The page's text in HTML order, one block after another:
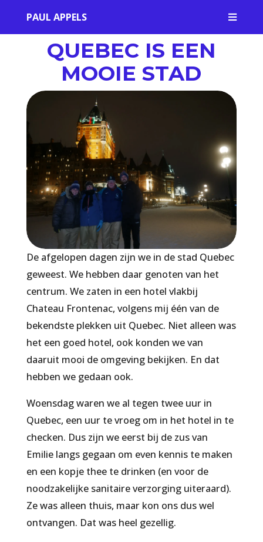
PAUL APPELS 
QUEBEC IS EEN
MOOIE STAD
De afgelopen dagen zijn we in de stad Quebec
geweest. We hebben daar genoten van het
centrum. We zaten in een hotel vlakbij
Chateau Frontenac, volgens mij één van de
bekendste plekken uit Quebec. Niet alleen was
het een goed hotel, ook konden we van
daaruit mooi de omgeving bekijken. En dat
hebben we gedaan ook.
Woensdag waren we al tegen twee uur in
Quebec, een uur te vroeg om in het hotel in te
checken. Dus zijn we eerst bij de zus van
Emilie langs gegaan om even kennis te maken
en een kopje thee te drinken (en voor de
noodzakelijke sanitaire verzorging uiteraard).
Ze was alleen thuis, maar kon ons dus wel
ontvangen. Dat was heel gezellig.